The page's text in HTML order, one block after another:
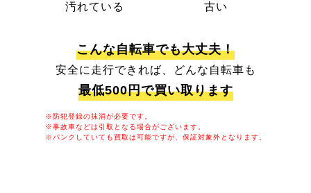
汚れている 古い
こんな自転車でも大丈夫！
安全に走行できれば、どんな自転車も
最低500円で買い取ります
※防犯登録の抹消が必要です。
※事故車などは引取となる場合がございます。
※パンクしていても買取は可能ですが、保証対象外となります。